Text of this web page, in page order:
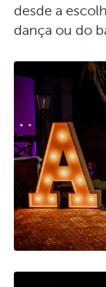
desde a
dança ou do